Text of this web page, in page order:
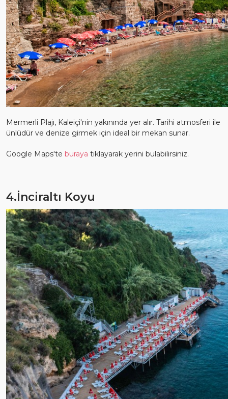
Mermerli Plajı, Kaleiçi'nin yakınında yer alır. Tarihi atmosferi ile
ünlüdür ve denize girmek için ideal bir mekan sunar.
Google Maps'te buraya tıklayarak yerini bulabilirsiniz.
4.İnciraltı Koyu